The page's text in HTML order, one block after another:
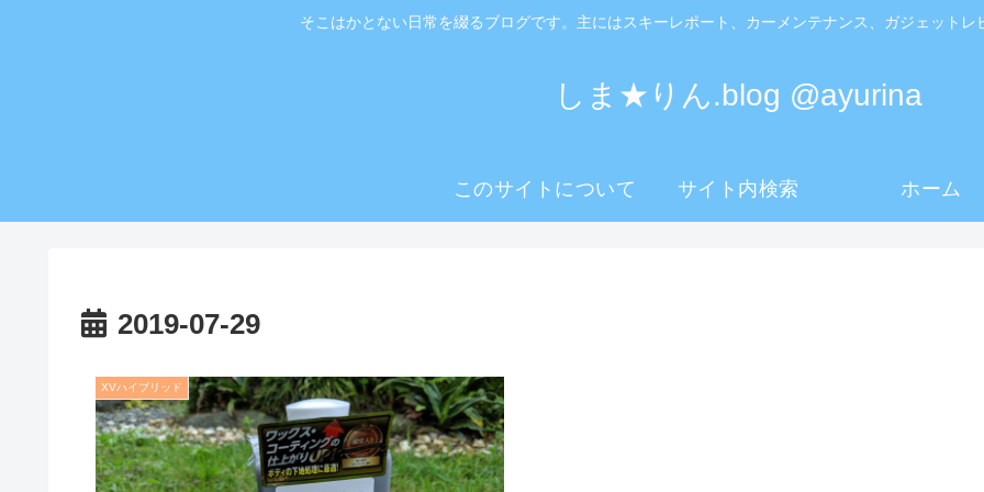
そこはかとない日常を綴るブログです。主にはスキーレポート、カーメンテナンス、ガジェットレ
しま★りん.blog @ayurina
このサイトについて サイト内検索 ホーム
2019-07-29
XVハイブリッド